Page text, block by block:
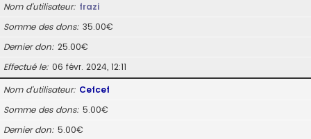
Nom d’utilisateur frazi
Somme des dons 35.00€
Dernier don 25.00€
Effectué le 06 févr. 2024, 12:11
Nom d’utilisateur Cefcef
Somme des dons 5.00€
Dernier don 5.00€